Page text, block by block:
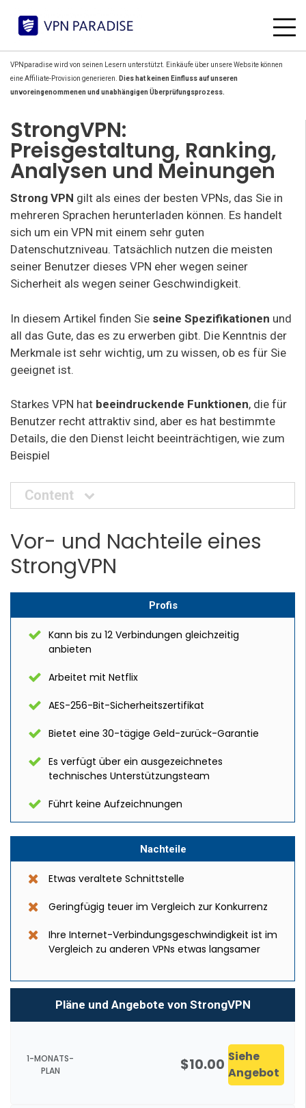
VPNparadise wird von seinen Lesern unterstützt. Einkäufe über unsere Website können
eine Affiliate-Provision generieren.
Dies hat keinen Einfluss auf unseren
unvoreingenommenen und unabhängigen Überprüfungsprozess.
StrongVPN:
Preisgestaltung, Ranking,
Analysen und Meinungen
Strong VPN gilt als eines der besten VPNs, das Sie in
mehreren Sprachen herunterladen können. Es handelt
sich um ein VPN mit einem sehr guten
Datenschutzniveau. Tatsächlich nutzen die meisten
seiner Benutzer dieses VPN eher wegen seiner
Sicherheit als wegen seiner Geschwindigkeit.
In diesem Artikel finden Sie seine Spezifikationen und
all das Gute, das es zu erwerben gibt. Die Kenntnis der
Merkmale ist sehr wichtig, um zu wissen, ob es für Sie
geeignet ist.
Starkes VPN hat beeindruckende Funktionen, die für
Benutzer recht attraktiv sind, aber es hat bestimmte
Details, die den Dienst leicht beeinträchtigen, wie zum
Beispiel
Content
Vor- und Nachteile eines
StrongVPN
Profis
Kann bis zu 12 Verbindungen gleichzeitig
anbieten
Arbeitet mit Netflix
AES-256-Bit-Sicherheitszertifikat
Bietet eine 30-tägige Geld-zurück-Garantie
Es verfügt über ein ausgezeichnetes
technisches Unterstützungsteam
Führt keine Aufzeichnungen
Nachteile
Etwas veraltete Schnittstelle
Geringfügig teuer im Vergleich zur Konkurrenz
Ihre Internet-Verbindungsgeschwindigkeit ist im
Vergleich zu anderen VPNs etwas langsamer
Pläne und Angebote von StrongVPN
1-MONATS-
PLAN
$10.00 Siehe
Angebot